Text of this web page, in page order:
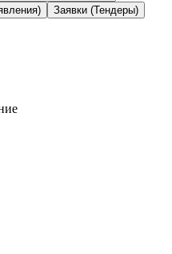
Заявки (Тендеры)